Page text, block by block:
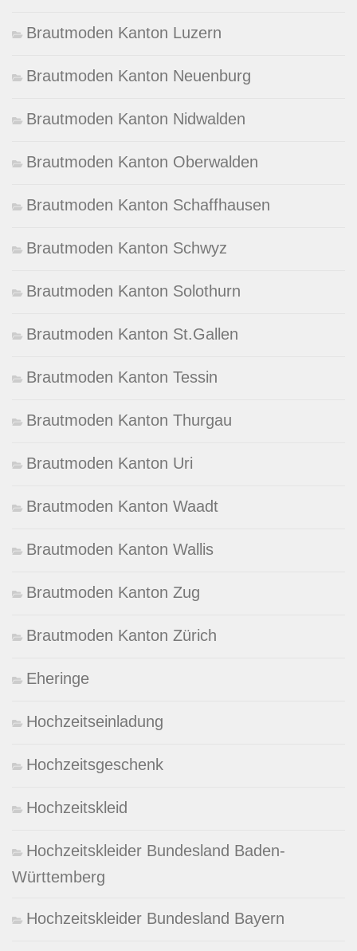
Brautmoden Kanton Luzern
Brautmoden Kanton Neuenburg
Brautmoden Kanton Nidwalden
Brautmoden Kanton Oberwalden
Brautmoden Kanton Schaffhausen
Brautmoden Kanton Schwyz
Brautmoden Kanton Solothurn
Brautmoden Kanton St.Gallen
Brautmoden Kanton Tessin
Brautmoden Kanton Thurgau
Brautmoden Kanton Uri
Brautmoden Kanton Waadt
Brautmoden Kanton Wallis
Brautmoden Kanton Zug
Brautmoden Kanton Zürich
Eheringe
Hochzeitseinladung
Hochzeitsgeschenk
Hochzeitskleid
Hochzeitskleider Bundesland Baden-
Württemberg
Hochzeitskleider Bundesland Bayern